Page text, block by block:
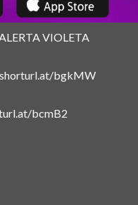
VIOLETA
shorturl.at/bgkMW
bcmB2